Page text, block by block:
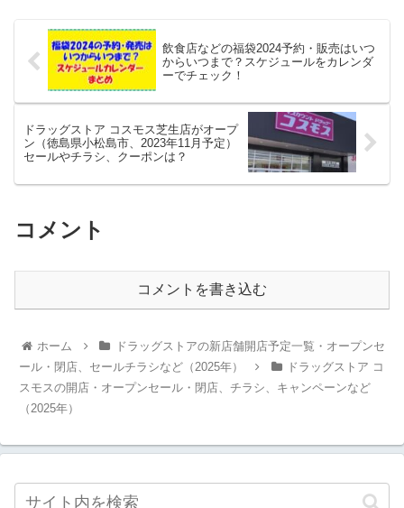
飲食店などの福袋2024予約・販売はいつ
からいつまで？スケジュールをカレンダ
ーでチェック！
ドラッグストア コスモス芝生店がオープ
ン（徳島県小松島市、2023年11月予定）
セールやチラシ、クーポンは？
コメント
コメントを書き込む
ホーム
ドラッグストアの新店舗開店予定一覧・オープンセ
ール・閉店、セールチラシなど（2025年）
ドラッグストア コ
スモスの開店・オープンセール・閉店、チラシ、キャンペーンなど
（2025年）